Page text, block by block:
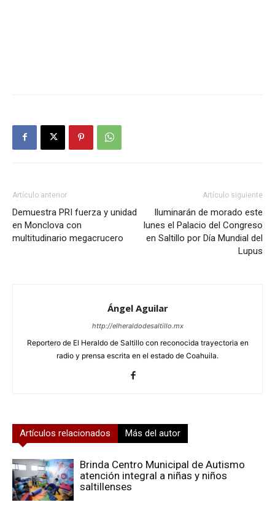
Artículo anterior
Demuestra PRI fuerza y unidad
en Monclova con
multitudinario megacrucero
Artículo siguiente
Iluminarán de morado este
lunes el Palacio del Congreso
en Saltillo por Día Mundial del
Lupus
Ángel Aguilar
http://elheraldodesaltillo.mx
Reportero de El Heraldo de Saltillo con reconocida trayectoria en
radio y prensa escrita en el estado de Coahuila.
Artículos relacionados Más del autor
Brinda Centro Municipal de Autismo
atención integral a niñas y niños
saltillenses